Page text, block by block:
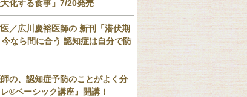
化する食事」7/20発売
／広川慶裕医師の 新刊「潜伏期
今なら間に合う 認知症は自分で防
の、認知症予防のことがよく分
®️ベーシック講座』開講！